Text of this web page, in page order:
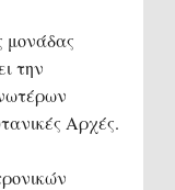
μονάδας
την
Αρχές.